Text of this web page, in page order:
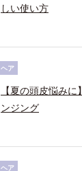
しい使い方
ヘア
【夏の頭皮悩み
ンジング
ヘア